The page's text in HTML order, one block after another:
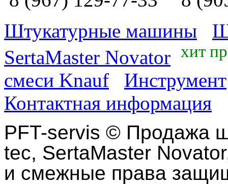
Штукатурные машины
SertaMaster Novator хит
смеси Knauf
Инструмент
Контактная информация
PFT-servis © Продажа
tec, SertaMaster
и смежные права